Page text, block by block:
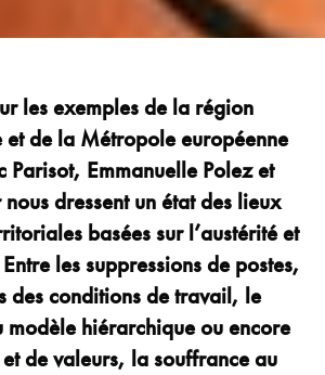
les exemples de la région
et de la Métropole européenne
Parisot, Emmanuelle Polez et
dressent un état des lieux
basées sur l’austérité et
les suppressions de postes,
des conditions de travail, le
modèle hiérarchique ou encore
de valeurs, la souffrance au